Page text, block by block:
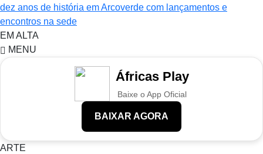
dez anos de história em Arcoverde com lançamentos e
encontros na sede
EM ALTA
MENU
Áfricas Play
Baixe o App Oficial
BAIXAR AGORA
ARTE